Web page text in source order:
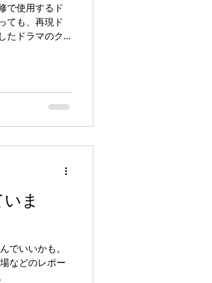
で使用するド
ても、再現ド
たドラマのク
ま
でいいかも。
などのレポー